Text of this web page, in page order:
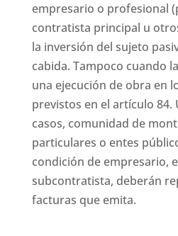
empresario o profesional
contratista principal u
la inversión del sujeto
cabida. Tampoco cuando
una ejecución de obra en
previstos en el artículo 84.
casos, comunidad de
particulares o entes
condición de empresario,
subcontratista, deberán
facturas que emita.